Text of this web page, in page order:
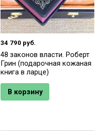
34 790 руб.
48 законов власти. Роберт
Грин (подарочная кожаная
книга в ларце)
В корзину